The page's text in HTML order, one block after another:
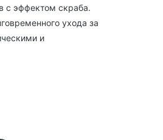
с эффектом скраба.
ухода за
и